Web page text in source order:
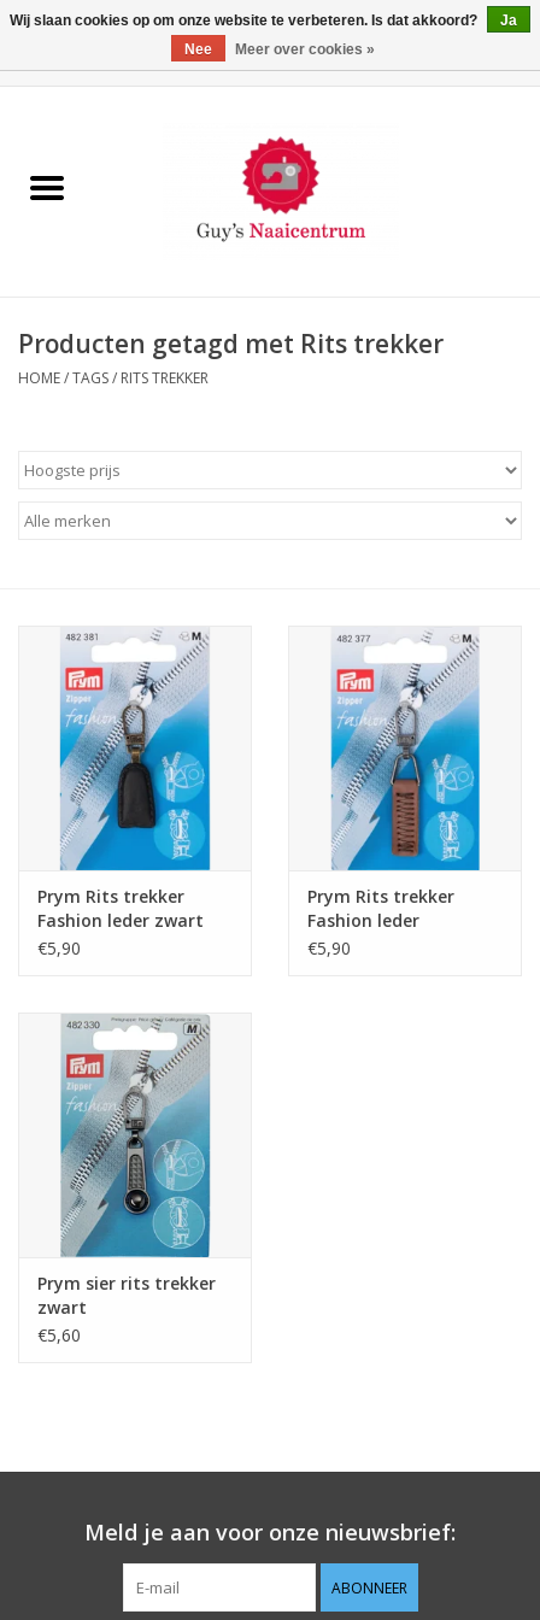
Machines
Paspoppen
Opbergsystemen
Breien en haken
Handwerk
Workshop
Sale / Coupons
Cadeaubonnen
Guy's blog
Loyalty
Producten getagd met Rits trekker
HOME/TAGS/ RITS TREKKER
Prym Rits trekker
Fashion leder zwart
€5,90
Prym Rits trekker
Fashion leder
€5,90
Prym sier rits trekker
zwart
€5,60
Meld je aan voor onze nieuwsbrief:
ABONNEER
Wij slaan cookies op om onze website te verbeteren. Is dat akkoord?
Ja
Nee
Meer over cookies »